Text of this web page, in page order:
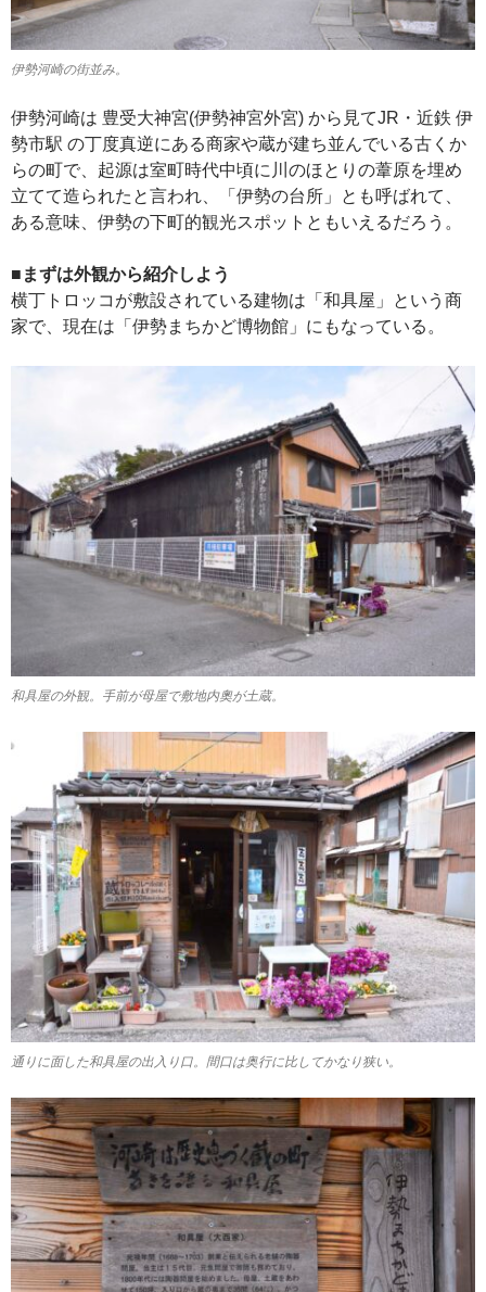
伊勢河崎の街並み。
伊勢河崎は 豊受大神宮(伊勢神宮外宮) から見てJR・近鉄 伊
勢市駅 の丁度真逆にある商家や蔵が建ち並んでいる古くか
らの町で、起源は室町時代中頃に川のほとりの葦原を埋め
立てて造られたと言われ、「伊勢の台所」とも呼ばれて、
ある意味、伊勢の下町的観光スポットともいえるだろう。
■まずは外観から紹介しよう
横丁トロッコが敷設されている建物は「和具屋」という商
家で、現在は「伊勢まちかど博物館」にもなっている。
和具屋の外観。手前が母屋で敷地内奧が土蔵。
通りに面した和具屋の出入り口。間口は奥行に比してかなり狭い。